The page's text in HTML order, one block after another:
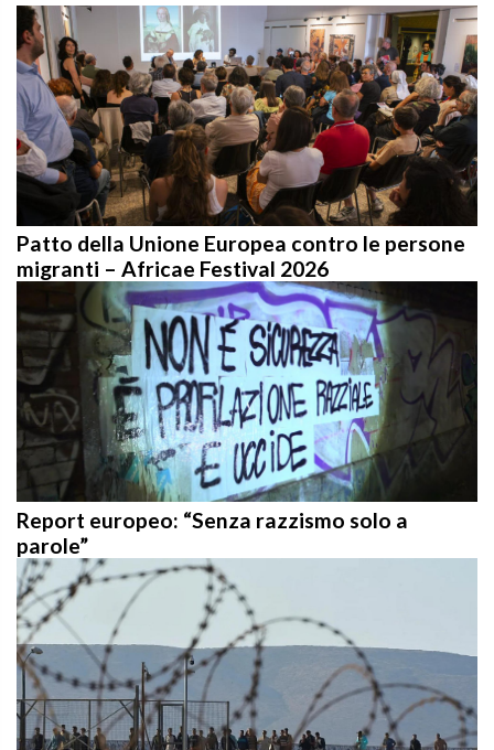
Patto della Unione Europea contro le persone
migranti – Africae Festival 2026
Report europeo: “Senza razzismo solo a
parole”